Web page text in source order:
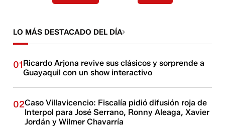
LO MÁS DESTACADO DEL DÍA
01Ricardo Arjona revive sus clásicos y sorprende a
Guayaquil con un show interactivo
02Caso Villavicencio: Fiscalía pidió difusión roja de
Interpol para José Serrano, Ronny Aleaga, Xavier
Jordán y Wilmer Chavarría